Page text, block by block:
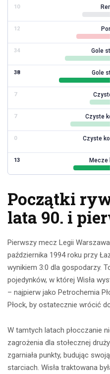
10
12
34 Gole
38 Gole
7
7 Czyste
0 Czyste
13 Mecze
Początki
lata 90. i
Pierwszy mecz Legii Warszawa
października 1994 roku przy
wynikiem 3:0 dla gospodarzy.
pojedynków, w której Wisła
– najpierw jako Petrochemia
Płock, by ostatecznie wrócić
W tamtych latach płocczanie
zagrożenia dla stołecznej
zgarniała punkty, budując
starciach. Wisła traktowana